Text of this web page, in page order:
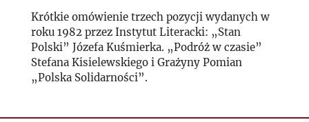
Krótkie omówienie trzech pozycji wydanych w
roku 1982 przez Instytut Literacki: „Stan
Polski” Józefa Kuśmierka. „Podróż w czasie”
Stefana Kisielewskiego i Grażyny Pomian
„Polska Solidarności”.